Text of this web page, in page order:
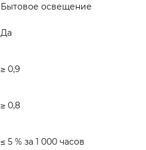
Бытовое освещение
Да
≥ 0,9
≥ 0,8
≤ 5 % за 1 000 часов